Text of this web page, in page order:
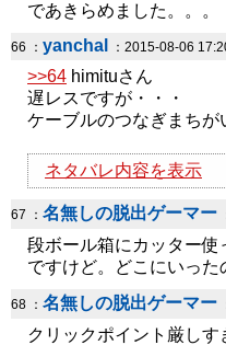
であきらめました。。。
66 ： yanchal ：2015-08-06
>>64 himituさん
遅レスですが・・・
ケーブルのつなぎまちが
ネタバレ内容を表示
67 ： 名無しの脱出ゲーマー
段ボール箱にカッター
ですけど。どこにいった
68 ： 名無しの脱出ゲーマー
クリックポイント厳しす